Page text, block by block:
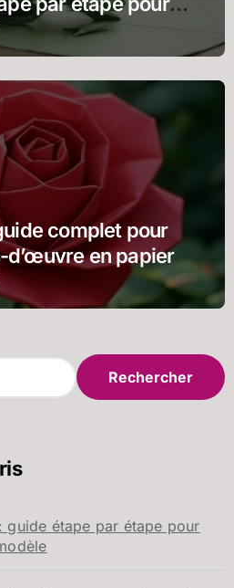
complet pour
en papier
guide étape par étape pour